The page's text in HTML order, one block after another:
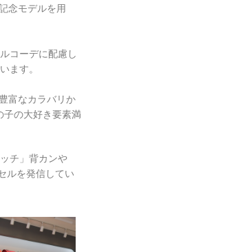
念モデルを用
コーデに配慮し
ます。
富なカラバリか
子の大好き要素満
チ」背カンや
ルを発信してい